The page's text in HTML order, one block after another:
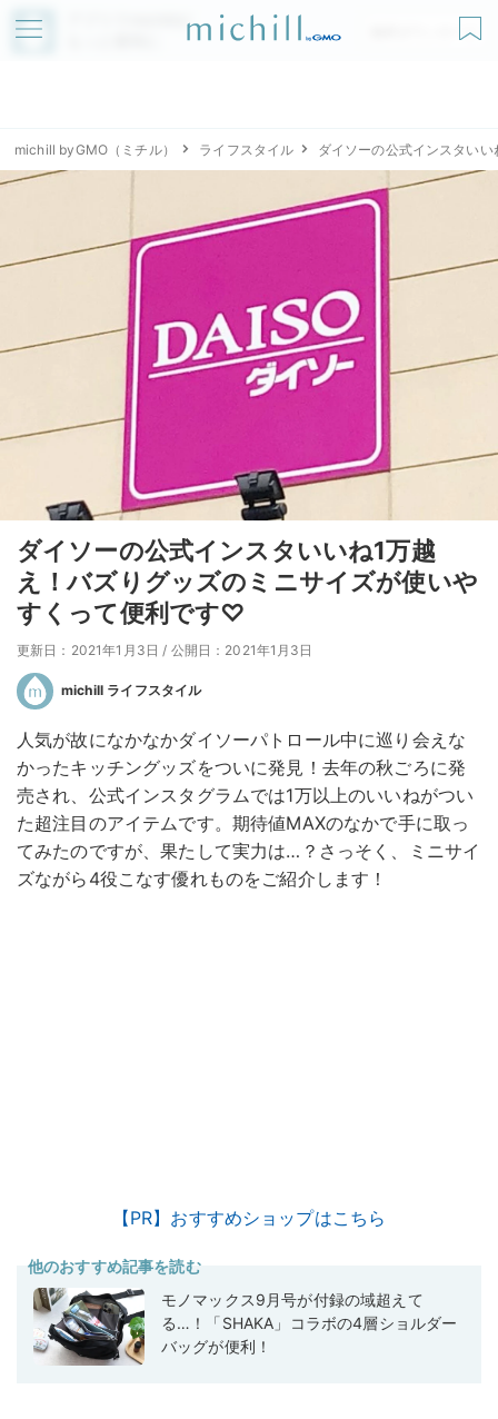
アプリでmichillが
無料ダウンロード
michill byGMO（ミチル） ライフスタイル ダイソーの公式インスタい
ダイソーの公式インスタいいね1万越
え！バズりグッズのミニサイズが使いや
すくって便利です♡
更新日：2021年1月3日 / 公開日：2021年1月3日
michill ライフスタイル
人気が故になかなかダイソーパトロール中に巡り会えな
かったキッチングッズをついに発見！去年の秋ごろに発
売され、公式インスタグラムでは1万以上のいいねがつい
た超注目のアイテムです。期待値MAXのなかで手に取っ
てみたのですが、果たして実力は…？さっそく、ミニサイ
ズながら4役こなす優れものをご紹介します！
【PR】おすすめショップはこちら
他のおすすめ記事を読む
モノマックス9月号が付録の域超えて
る…！「SHAKA」コラボの4層ショルダー
バッグが便利！